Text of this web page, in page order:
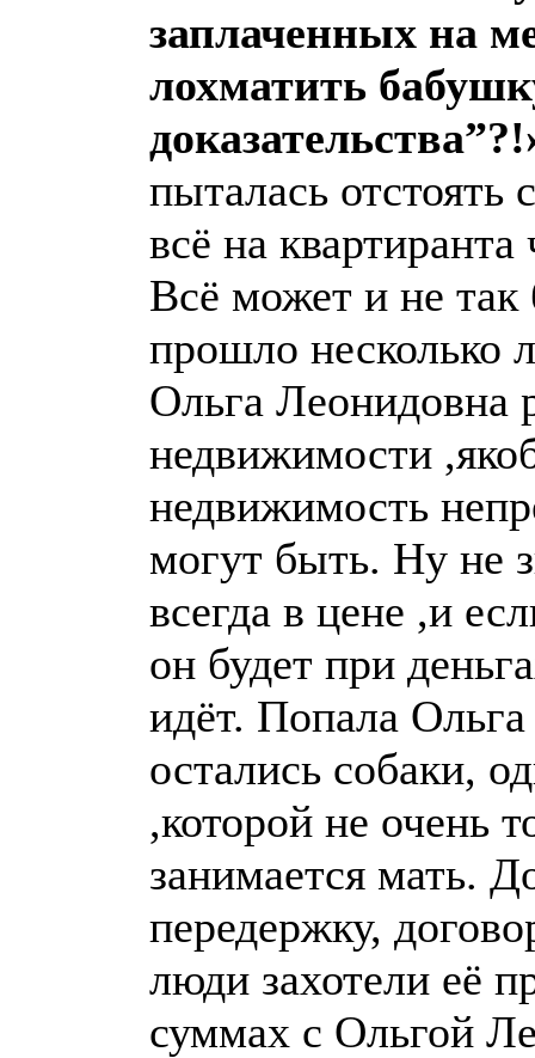
заплаченных на
лохматить
пыталась отстоять
всё на
Всё может и не
прошло несколько
Ольга Леонидовна
недвижимости
недвижимость
могут быть. Ну не
всегда в цене ,и
он будет при
идёт. Попала
остались собаки,
,которой не очень
занимается мать.
передержку,
люди захотели её
суммах с Ольгой